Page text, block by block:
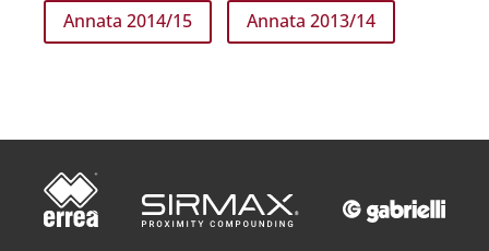
Annata 2014/15 Annata 2013/14